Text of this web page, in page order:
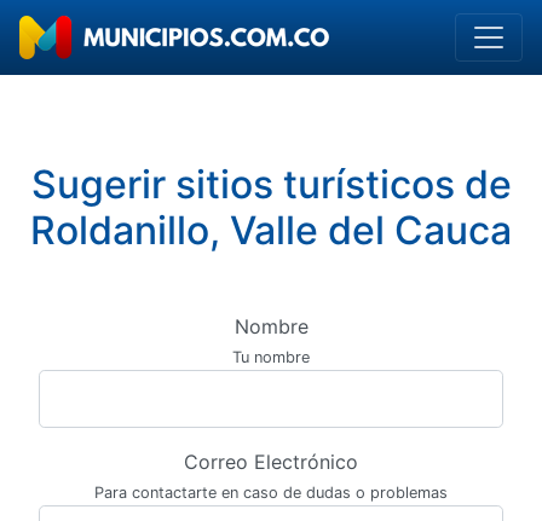
Sugerir sitios turísticos de
Roldanillo, Valle del Cauca
Nombre
Tu nombre
Correo Electrónico
Para contactarte en caso de dudas o problemas